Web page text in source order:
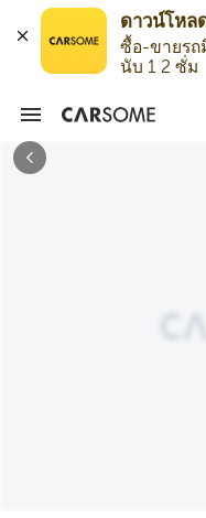
ดาวน์โหล
ซื้อ-ขายรถ
นับ 1 2 ซั่ม